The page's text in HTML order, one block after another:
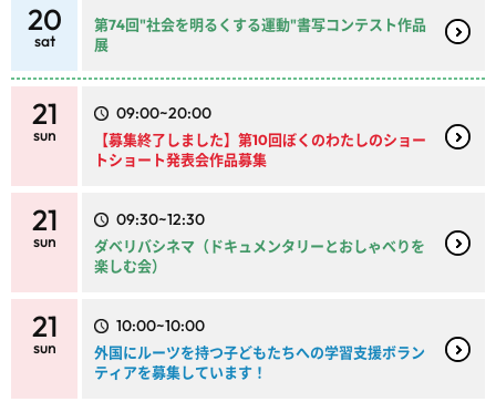
20
sat
第74回"社会を明るくする運動"書写コンテスト作品
展
21
sun
09:00~20:00
【募集終了しました】第10回ぼくのわたしのショー
トショート発表会作品募集
21
sun
09:30~12:30
ダベリバシネマ（ドキュメンタリーとおしゃべりを
楽しむ会）
21
sun
10:00~10:00
外国にルーツを持つ子どもたちへの学習支援ボラン
ティアを募集しています！